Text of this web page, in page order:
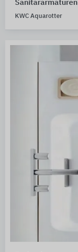
KWC Aquarotter